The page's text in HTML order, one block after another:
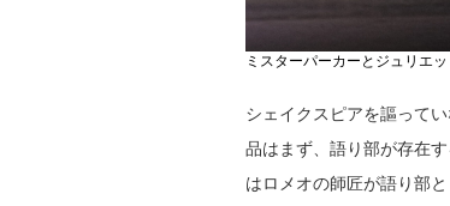
ミスターパーカーとジュリエ
シェイクスピアを謳って
品はまず、語り部が存在
はロメオの師匠が語り部